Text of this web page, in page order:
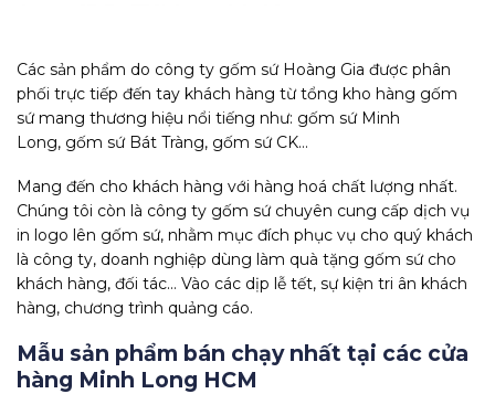
Các sản phẩm do công ty gốm sứ Hoàng Gia được phân
phối trực tiếp đến tay khách hàng từ tổng kho hàng gốm
sứ mang thương hiệu nổi tiếng như: gốm sứ Minh
Long, gốm sứ Bát Tràng, gốm sứ CK…
Mang đến cho khách hàng với hàng hoá chất lượng nhất.
Chúng tôi còn là công ty gốm sứ chuyên cung cấp dịch vụ
in logo lên gốm sứ, nhằm mục đích phục vụ cho quý khách
là công ty, doanh nghiệp dùng làm quà tặng gốm sứ cho
khách hàng, đối tác… Vào các dịp lễ tết, sự kiện tri ân khách
hàng, chương trình quảng cáo.
Mẫu sản phẩm bán chạy nhất tại các cửa
hàng Minh Long HCM